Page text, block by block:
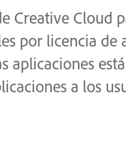
Creative Cloud
por licencia de
aplicaciones
a los